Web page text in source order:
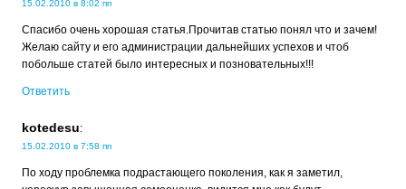
15.02.2010 в 8:02 пп
Спасибо очень хорошая статья.Прочитав статью понял что и зачем!
Желаю сайту и его администрации дальнейших успехов и чтоб
побольше статей было интересных и позновательных!!!
Ответить
kotedesu:
15.02.2010 в 7:58 пп
По ходу проблемка подрастающего поколения, как я заметил,